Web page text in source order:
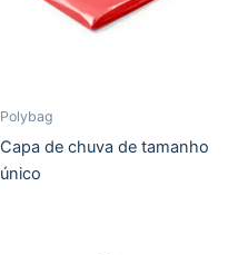
Polybag
Capa de chuva de tamanho
único